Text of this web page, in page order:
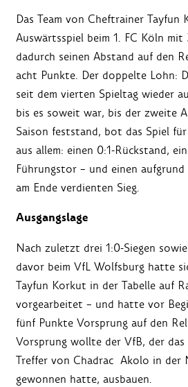
Das Team von Cheftrainer
Auswärtsspiel beim 1. FC Köln
dadurch seinen Abstand auf den
acht Punkte. Der doppelte Lohn:
seit dem vierten Spieltag wieder
bis es soweit war, bis der zweite
Saison feststand, bot das Spiel
aus allem: einen 0:1-Rückstand,
Führungstor – und einen
am Ende verdienten Sieg.
Ausgangslage
Nach zuletzt drei 1:0-Siegen
davor beim VfL Wolfsburg hatte
Tayfun Korkut in der Tabelle auf
vorgearbeitet – und hatte vor
fünf Punkte Vorsprung auf den
Vorsprung wollte der VfB, der das
Treffer von Chadrac Akolo in der
gewonnen hatte, ausbauen.